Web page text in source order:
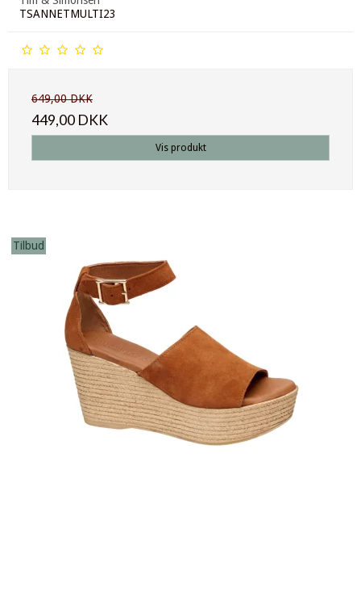
TSANNETMULTI23
649,00 DKK
449,00 DKK
Vis produkt
Tilbud